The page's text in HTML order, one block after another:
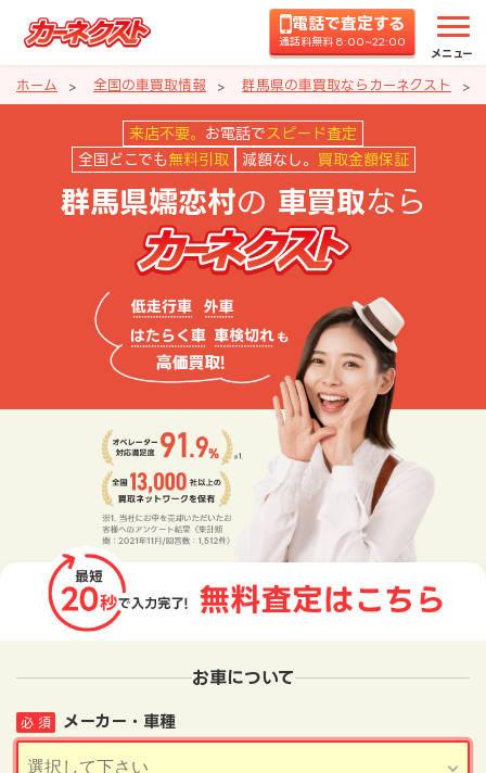
電話で査定する
通話料無料 8:00~22:00
メニュー
ホーム 全国の車買取情報 群馬県の車買取ならカーネクスト
群馬県嬬恋村の車買取ならカー
来店不要。 お電話で スピード査定
全国どこでも 無料引取 減額なし。 買取金額保証
群馬県嬬恋村の 車買取なら
お車について
メーカー・車種
必 須